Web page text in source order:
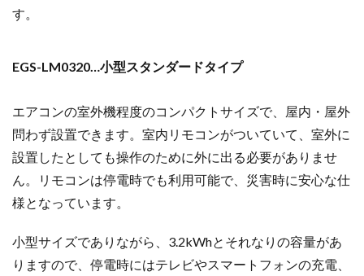
す。
EGS-LM0320…小型スタンダードタイプ
エアコンの室外機程度のコンパクトサイズで、屋内・屋外
問わず設置できます。室内リモコンがついていて、室外に
設置したとしても操作のために外に出る必要がありませ
ん。
リモコンは停電時でも利用可能で、災害時に安心な仕
様となっています。
小型サイズでありながら、3.2kWhとそれなりの容量があ
りますので、停電時にはテレビやスマートフォンの充電、